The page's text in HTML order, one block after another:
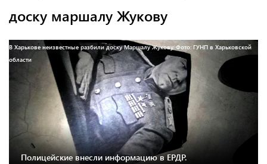
доску маршалу Жукову
В Харькове неизвестные разбили доску Маршалу Жукову. Фото: ГУНП в Харьковской
области
Полицейские внесли информацию в ЕРДР.